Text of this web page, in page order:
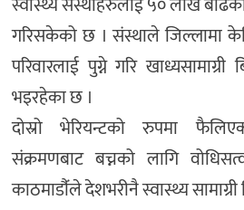
गरिसकेको छ । संस्थाले जिल्लामा
परिवारलाई पुग्ने गरि
भइरहेका छ ।
दोस्रो भेरियन्टको रुपमा
संक्रमणबाट बच्नको लागि
काठमाडौंंले देशभरीनै स्वास्थ्य